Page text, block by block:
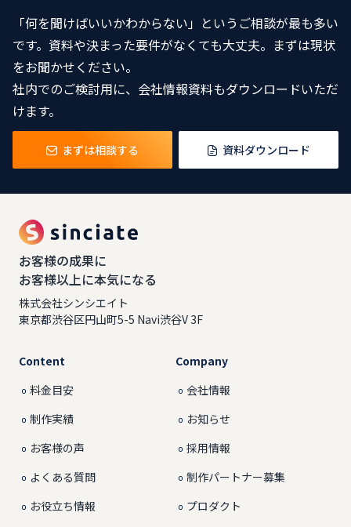
「何を聞けばいいかわからない」というご相談が最も多い
です。資料や決まった要件がなくても大丈夫。まずは現状
をお聞かせください。
社内でのご検討用に、会社情報資料もダウンロードいただ
けます。
まずは相談する 資料ダウンロード
お客様の成果に
お客様以上に本気になる
株式会社シンシエイト
東京都渋谷区円山町5-5 Navi渋谷V 3F
Content
料金目安
制作実績
お客様の声
よくある質問
お役立ち情報
Company
会社情報
お知らせ
採用情報
制作パートナー募集
プロダクト